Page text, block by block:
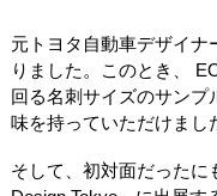
元トヨタ自動車デザイナ
りました。このとき、
回る名刺サイズのサン
味を持っていただけまし
そして、初対面だったに